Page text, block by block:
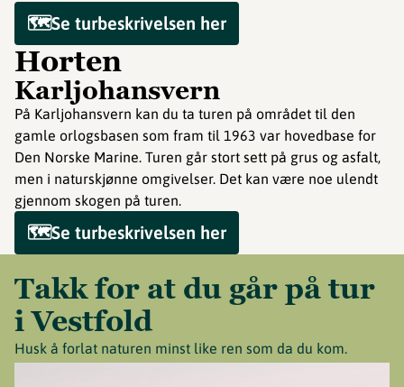
🗺️Se turbeskrivelsen her
Horten
Karljohansvern
På Karljohansvern kan du ta turen på området til den
gamle orlogsbasen som fram til 1963 var hovedbase for
Den Norske Marine. Turen går stort sett på grus og asfalt,
men i naturskjønne omgivelser. Det kan være noe ulendt
gjennom skogen på turen.
🗺️Se turbeskrivelsen her
Takk for at du går på tur
i Vestfold
Husk å forlat naturen minst like ren som da du kom.